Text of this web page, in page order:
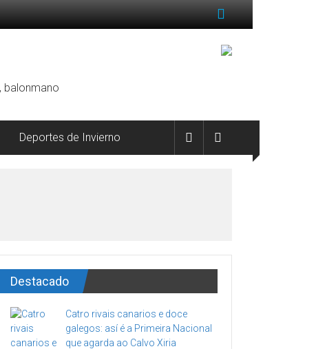
balonmano
Deportes de Invierno
Destacado
Catro rivais canarios e doce
galegos: así é a Primeira Nacional
que agarda ao Calvo Xiria